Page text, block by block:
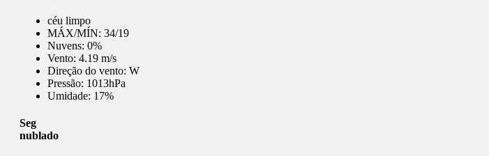
céu limpo
MÁX/MÍN: 34/19
Nuvens: 0%
Vento: 4.19 m/s
Direção do vento: W
Pressão: 1013hPa
Umidade: 17%
Seg
nublado